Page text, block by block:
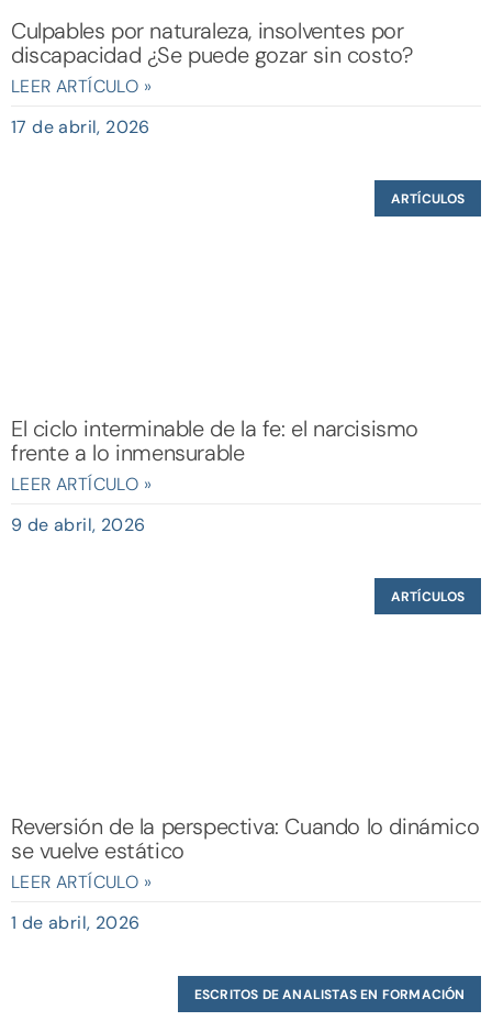
Culpables por naturaleza, insolventes por
discapacidad ¿Se puede gozar sin costo?
LEER ARTÍCULO »
17 de abril, 2026
ARTÍCULOS
El ciclo interminable de la fe: el narcisismo
frente a lo inmensurable
LEER ARTÍCULO »
9 de abril, 2026
ARTÍCULOS
Reversión de la perspectiva: Cuando lo dinámico
se vuelve estático
LEER ARTÍCULO »
1 de abril, 2026
ESCRITOS DE ANALISTAS EN FORMACIÓN